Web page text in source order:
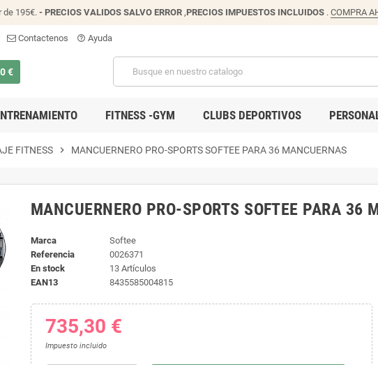
de 195€. - PRECIOS VALIDOS SALVO ERROR ,PRECIOS IMPUESTOS INCLUIDOS . COMPRA
Contactenos help_outline Ayuda
€
FITNESS -GYM CLUBS DEPORTIVOS
FITNESS chevron_right MANCUERNERO PRO-SPORTS SOFTEE PARA 36 MANCUERNAS
MANCUERNERO PRO-SPORTS SOFTEE PARA 36
Marca
Softee
Referencia
0026371
En stock
13 Artículos
EAN13
8435585004815
735,30 €
Impuesto incluido